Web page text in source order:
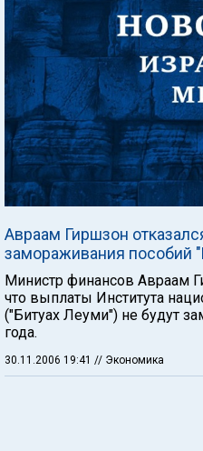
Авраам Гиршзон
замораживания пособий
Министр финансов Авраам
что выплаты Института
("Битуах Леуми") не будут
года.
30.11.2006 19:41 // Экономика